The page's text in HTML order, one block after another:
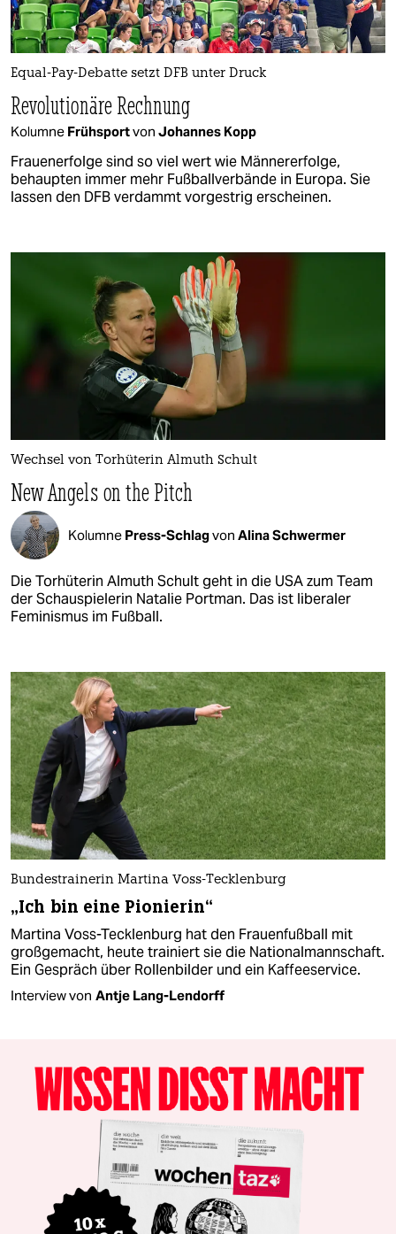
Equal-Pay-Debatte setzt DFB unter Druck
Revolutionäre Rechnung
Kolumne Frühsportvon Johannes Kopp
Frauenerfolge sind so viel wert wie Männererfolge,
behaupten immer mehr Fußballverbände in Europa. Sie
lassen den DFB verdammt vorgestrig erscheinen.
Wechsel von Torhüterin Almuth Schult
New Angels on the Pitch
Kolumne Press-Schlagvon Alina Schwermer
Die Torhüterin Almuth Schult geht in die USA zum Team
der Schauspielerin Natalie Portman. Das ist liberaler
Feminismus im Fußball.
Bundestrainerin Martina Voss-Tecklenburg
„Ich bin eine Pionierin“
Martina Voss-Tecklenburg hat den Frauenfußball mit
großgemacht, heute trainiert sie die Nationalmannschaft.
Ein Gespräch über Rollenbilder und ein Kaffeeservice.
Interview von Antje Lang-Lendorff